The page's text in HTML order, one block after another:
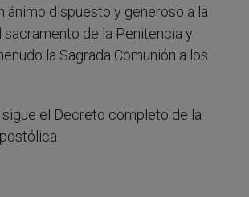
ánimo dispuesto y generoso a la
de la Penitencia y
la Sagrada Comunión a los
el Decreto completo de la